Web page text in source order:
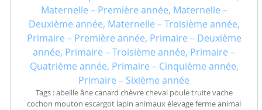
Maternelle – Première année, Maternelle –
Deuxième année, Maternelle – Troisième année,
Primaire – Première année, Primaire – Deuxième
année, Primaire – Troisième année, Primaire –
Quatrième année, Primaire – Cinquième année,
Primaire – Sixième année
Tags : abeille âne canard chèvre cheval poule truite vache
cochon mouton escargot lapin animaux élevage ferme animal